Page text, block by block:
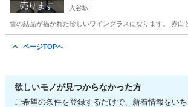
売ります 入谷駅
雪の結晶が描かれた珍しいワイングラスになります。 赤
ページTOPへ
欲しいモノが見つからなかった方
ご希望の条件を登録するだけで、新着情報をい